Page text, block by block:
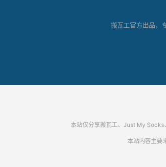
搬瓦工官方出品，
本站仅分享搬瓦工、Just My Socks
本站内容主要